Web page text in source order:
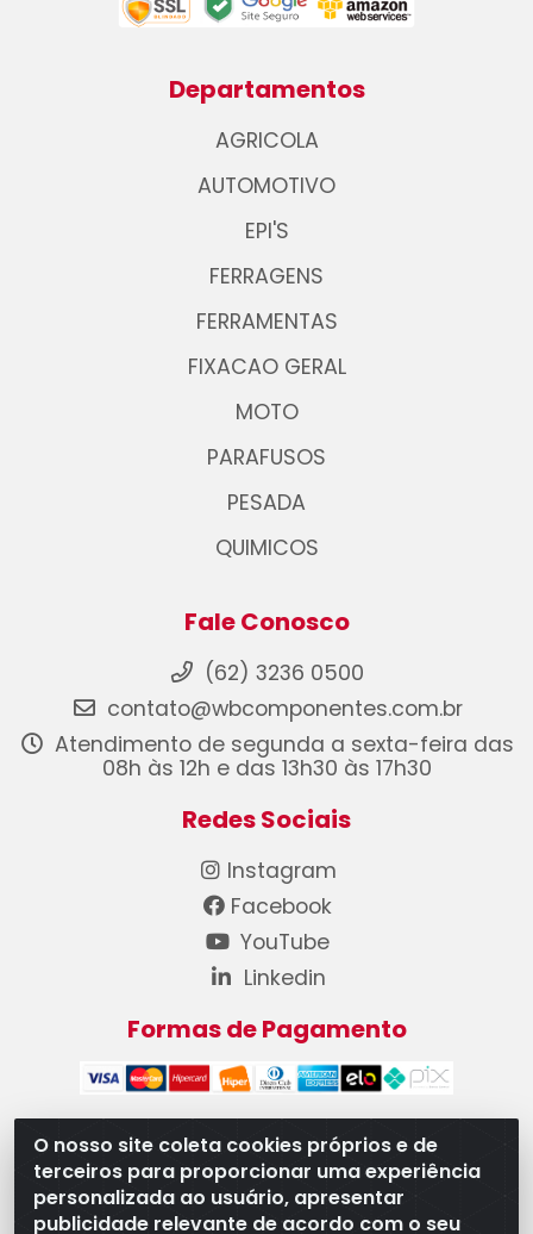
O nosso site coleta cookies próprios e de
terceiros para proporcionar uma experiência
personalizada ao usuário, apresentar
publicidade relevante de acordo com o seu
Departamentos
AGRICOLA
AUTOMOTIVO
EPI'S
FERRAGENS
FERRAMENTAS
FIXACAO GERAL
MOTO
PARAFUSOS
PESADA
QUIMICOS
Fale Conosco
(62) 3236 0500
contato@wbcomponentes.com.br
Atendimento de segunda a sexta-feira das
08h às 12h e das 13h30 às 17h30
Redes Sociais
Instagram
Facebook
YouTube
Linkedin
Formas de Pagamento
WB Componentes Automotivos LTDA - CNPJ
08.528.393/0001-12 - Rua do Níquel, 667 - Parque
Oeste Industrial, Goiânia/GO - CEP 74375-660